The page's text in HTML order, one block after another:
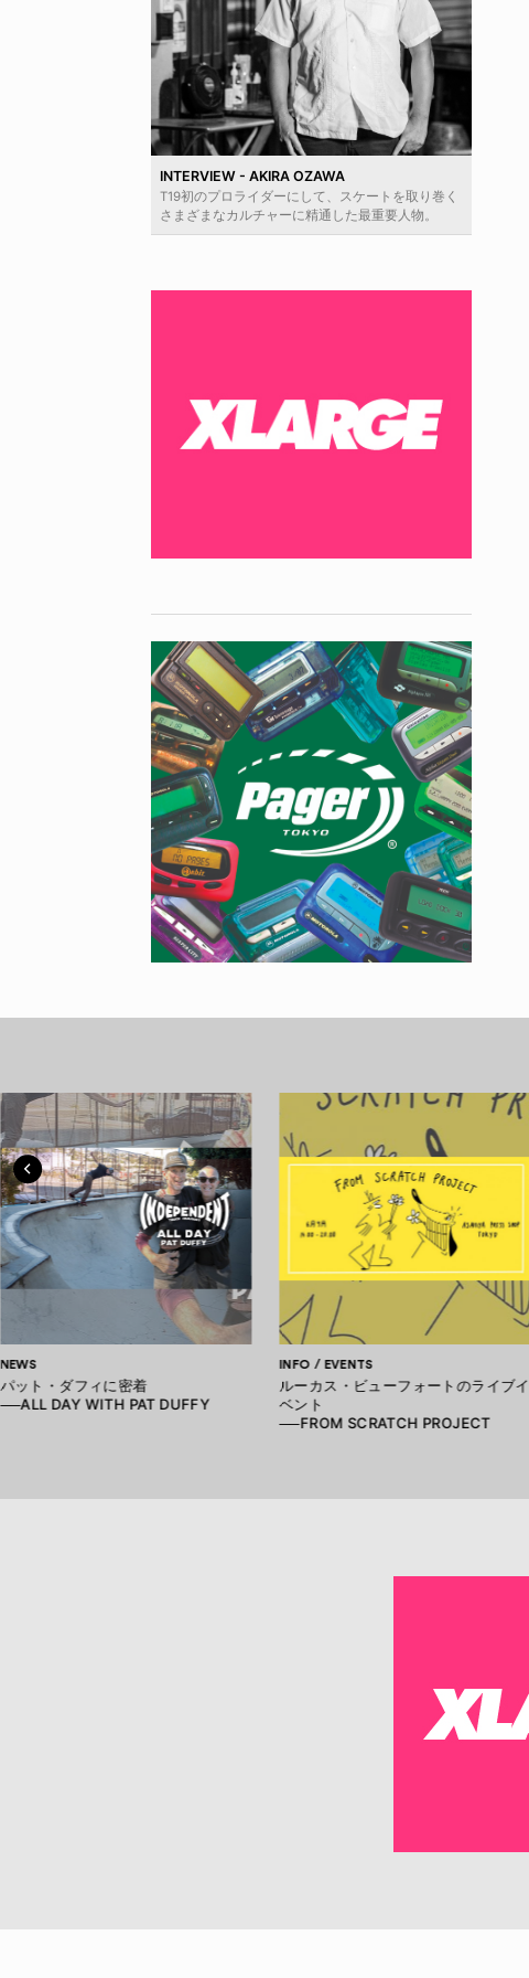
INTERVIEW - AKIRA OZAWA
T19初のプロライダーにして、スケートを取り巻く
さまざまなカルチャーに精通した最重要人物。
NEWS
パット・ダフィに密着
──ALL DAY WITH PAT DUFFY
INFO / EVENTS
ルーカス・ビューフォートのライブイ
ベント
──FROM SCRATCH PROJECT